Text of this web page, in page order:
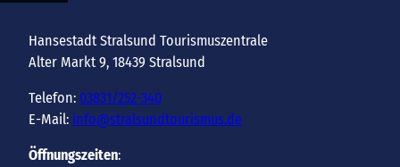
Hansestadt Stralsund Tourismuszentrale
Alter Markt 9, 18439 Stralsund
Telefon: 03831/252-340
E-Mail: info@stralsundtourismus.de
Öffnungszeiten: